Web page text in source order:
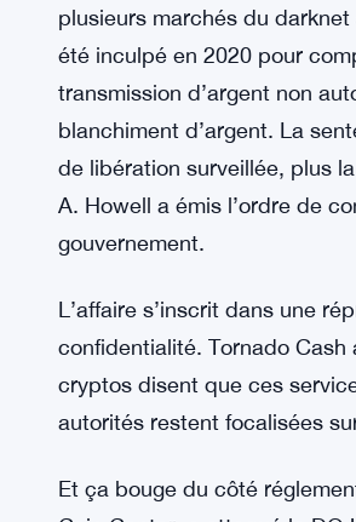
Les enquêteurs ont retracé
été inculpé en 2020 pour
transmission d’argent non
blanchiment d’argent. La
de libération surveillée, plus
gouvernement.